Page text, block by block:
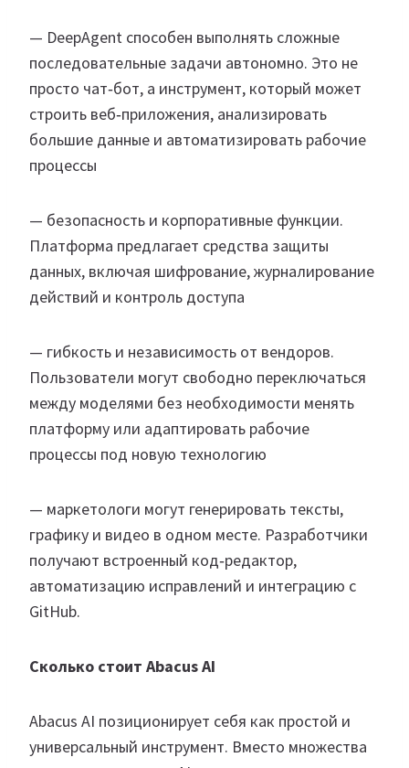
— DeepAgent способен выполнять сложные
последовательные задачи автономно. Это не
просто чат‑бот, а инструмент, который может
строить веб‑приложения, анализировать
большие данные и автоматизировать рабочие
процессы
— безопасность и корпоративные функции.
Платформа предлагает средства защиты
данных, включая шифрование, журналирование
действий и контроль доступа
— гибкость и независимость от вендоров.
Пользователи могут свободно переключаться
между моделями без необходимости менять
платформу или адаптировать рабочие
процессы под новую технологию
— маркетологи могут генерировать тексты,
графику и видео в одном месте. Разработчики
получают встроенный код‑редактор,
автоматизацию исправлений и интеграцию с
GitHub.
Сколько стоит Abacus AI
Abacus AI позиционирует себя как простой и
универсальный инструмент. Вместо множества